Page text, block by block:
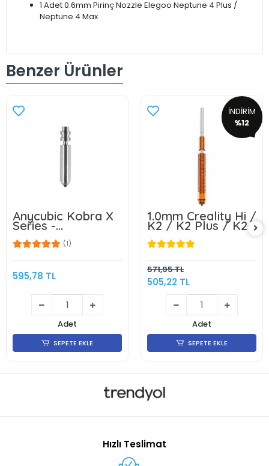
1 Adet 0.6mm Pirinç Nozzle Elegoo Neptune 4 Plus /
Neptune 4 Max
Benzer Ürünler
Anycubic Kobra X
Series -
Sertleştirilmiş
Çelik Nozzle
(1)
595,78 TL
Adet
SEPETE EKLE
İNDİRİM
%12
1.0mm Creality Hi /
K2 / K2 Plus / K2
Pro Quick Swap
Nozzle - Klon
571,95 TL
505,22 TL
Adet
SEPETE EKLE
Hızlı Teslimat